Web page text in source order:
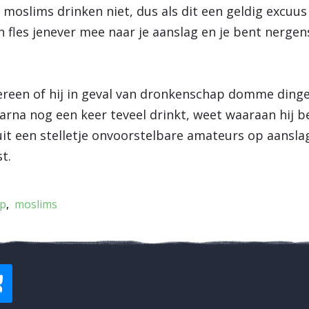
drinken niet, dus als dit een geldig
fles jenever mee naar je aanslag en je bent
of hij in geval van dronkenschap domme
nog een keer teveel drinkt, weet waaraan hij
een stelletje onvoorstelbare amateurs op
moslims